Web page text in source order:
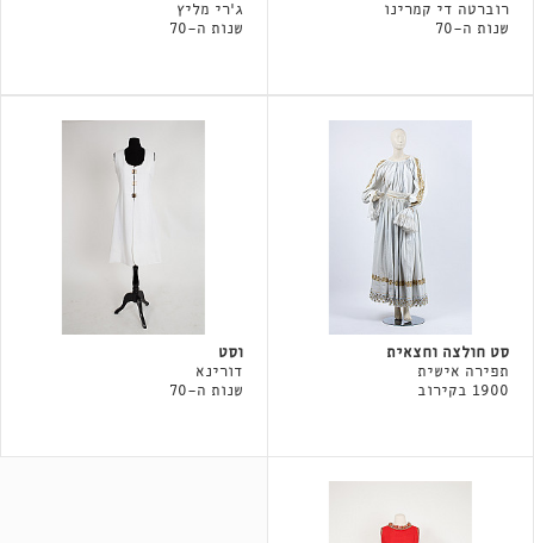
רוברטה די קמרינו
שנות ה-70
ג'רי מליץ
שנות ה-70
סט חולצה וחצאית
תפירה אישית
1900 בקירוב
וסט
דורינא
שנות ה-70